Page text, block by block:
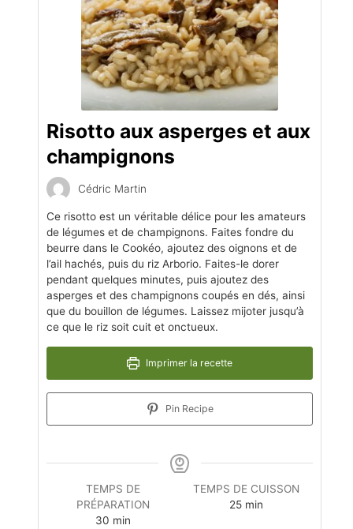
Risotto aux asperges et aux
champignons
Cédric Martin
Ce risotto est un véritable délice pour les amateurs
de légumes et de champignons. Faites fondre du
beurre dans le Cookéo, ajoutez des oignons et de
l’ail hachés, puis du riz Arborio. Faites-le dorer
pendant quelques minutes, puis ajoutez des
asperges et des champignons coupés en dés, ainsi
que du bouillon de légumes. Laissez mijoter jusqu’à
ce que le riz soit cuit et onctueux.
Imprimer la recette
Pin Recipe
TEMPS DE
PRÉPARATION
30 min
TEMPS DE CUISSON
25 min